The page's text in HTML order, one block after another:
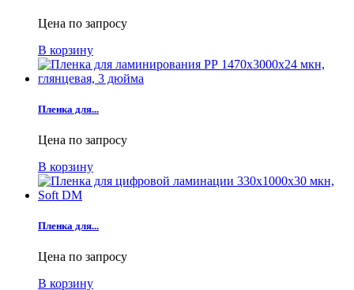
Цена по запросу
В корзину
Пленка для...
Цена по запросу
В корзину
Пленка для...
Цена по запросу
В корзину